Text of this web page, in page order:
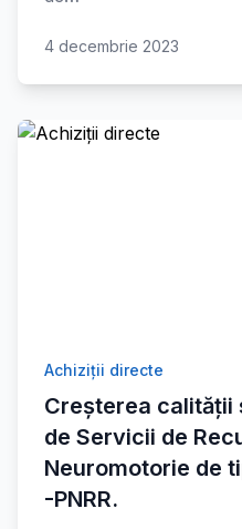
4 decembrie 2023
Achiziții directe
Creșterea
de Servicii de
Neuromotorie de
-PNRR.